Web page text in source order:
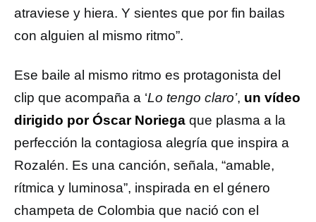
atraviese y hiera. Y sientes que por fin bailas
con alguien al mismo ritmo”.
Ese baile al mismo ritmo es protagonista del
clip que acompaña a ‘Lo tengo claro’, un vídeo
dirigido por Óscar Noriega que plasma a la
perfección la contagiosa alegría que inspira a
Rozalén. Es una canción, señala, “amable,
rítmica y luminosa”, inspirada en el género
champeta de Colombia que nació con el